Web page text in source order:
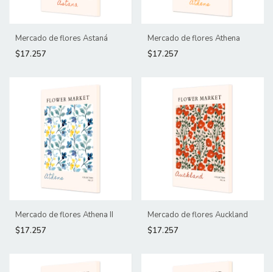
Mercado de flores Astaná
$17.257
Mercado de flores Athena
$17.257
Mercado de flores Athena II
$17.257
Mercado de flores Auckland
$17.257